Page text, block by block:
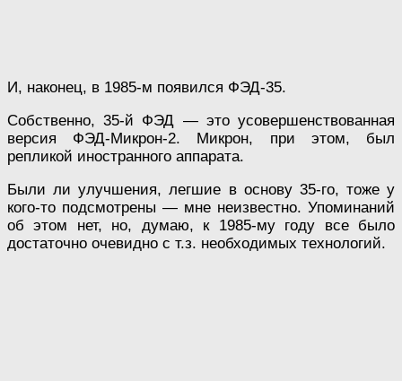
И, наконец, в 1985-м появился ФЭД-35.
Собственно, 35-й ФЭД — это усовершенствованная
версия ФЭД-Микрон-2. Микрон, при этом, был
репликой иностранного аппарата.
Были ли улучшения, легшие в основу 35-го, тоже у
кого-то подсмотрены — мне неизвестно. Упоминаний
об этом нет, но, думаю, к 1985-му году все было
достаточно очевидно с т.з. необходимых технологий.